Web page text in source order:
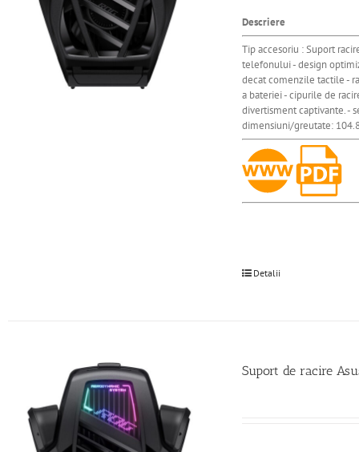
Descriere
Tip accesoriu : Suport
telefonului - design
decat comenzile tactile -
a bateriei - cipurile de
divertisment captivante. -
dimensiuni/greutate:
Detalii
Suport de racire